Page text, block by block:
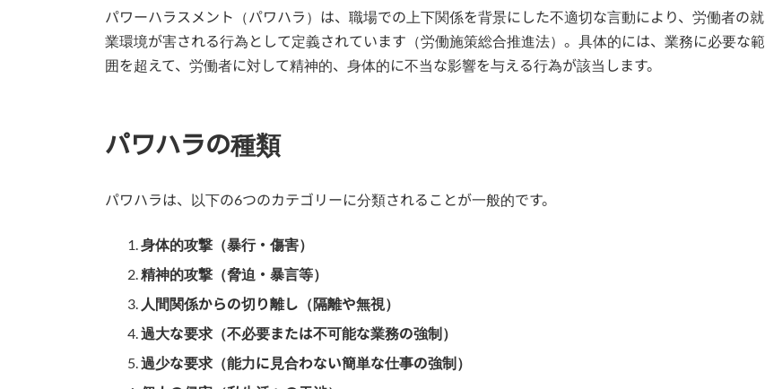
パワーハラスメント（パワハラ）は、職場での上下関係を背景にした不適切な言動により、労働者の就
業環境が害される行為として定義されています（労働施策総合推進法）。具体的には、業務に必要な範
囲を超えて、労働者に対して精神的、身体的に不当な影響を与える行為が該当します。
パワハラの種類
パワハラは、以下の6つのカテゴリーに分類されることが一般的です。
身体的攻撃（暴行・傷害）
精神的攻撃（脅迫・暴言等）
人間関係からの切り離し（隔離や無視）
過大な要求（不必要または不可能な業務の強制）
過少な要求（能力に見合わない簡単な仕事の強制）